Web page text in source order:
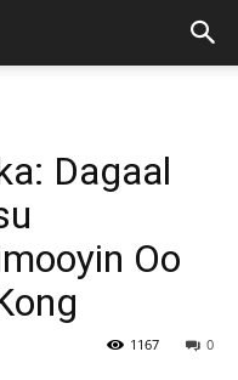
Dagaal
Oo
0
1167